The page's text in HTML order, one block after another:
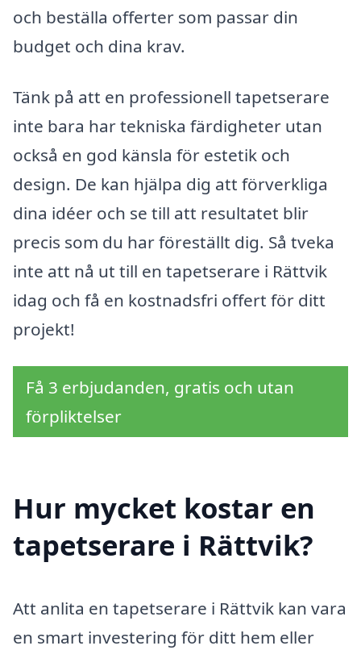
och beställa offerter som passar din
budget och dina krav.
Tänk på att en professionell tapetserare
inte bara har tekniska färdigheter utan
också en god känsla för estetik och
design. De kan hjälpa dig att förverkliga
dina idéer och se till att resultatet blir
precis som du har föreställt dig. Så tveka
inte att nå ut till en tapetserare i Rättvik
idag och få en kostnadsfri offert för ditt
projekt!
Få 3 erbjudanden, gratis och utan
förpliktelser
Hur mycket kostar en
tapetserare i Rättvik?
Att anlita en tapetserare i Rättvik kan vara
en smart investering för ditt hem eller